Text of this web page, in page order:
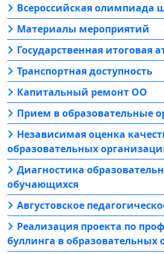
Всероссийская олимпиада
Материалы мероприятий
Государственная итоговая
Транспортная доступность
Капитальный ремонт ОО
Прием в образовательные
Независимая оценка
образовательных
Диагностика
обучающихся
Августовское
Реализация проекта по
буллинга в образовательных